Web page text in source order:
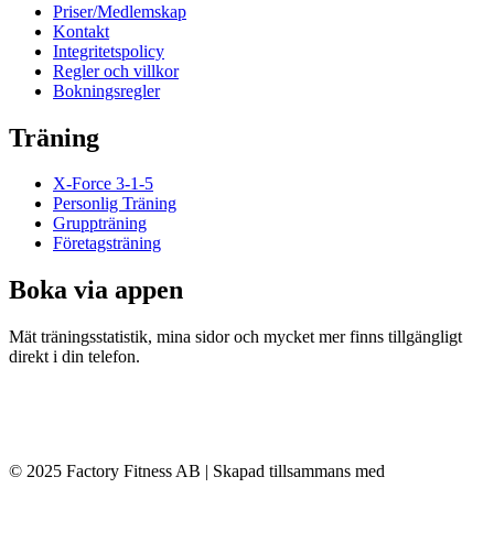
Priser/Medlemskap
Kontakt
Integritetspolicy
Regler och villkor
Bokningsregler
Träning
X-Force 3-1-5
Personlig Träning
Gruppträning
Företagsträning
Boka via appen
Mät träningsstatistik, mina sidor och mycket mer finns tillgängligt
direkt i din telefon.
© 2025 Factory Fitness AB | Skapad tillsammans med